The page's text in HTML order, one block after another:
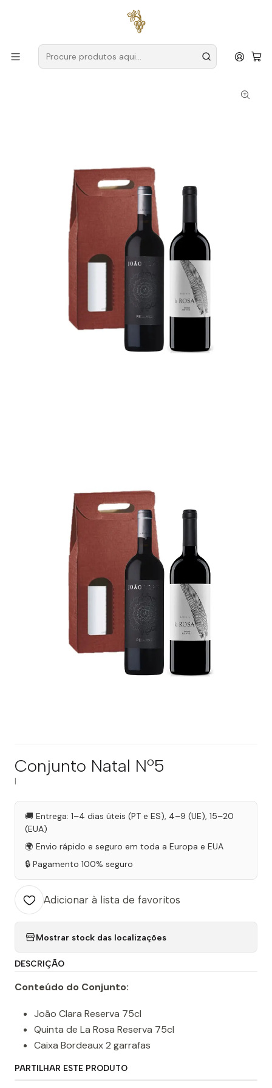
para encomendas a partir de
Cabazes Conjunto Natal Nº5
Conjunto Natal Nº5
🚚 Entrega: 1–4 dias úteis (PT e ES), 4–9 (UE), 15–20
(EUA)
🌍 Envio rápido e seguro em toda a Europa e EUA
🔒 Pagamento 100% seguro
Adicionar à lista de favoritos
Mostrar stock das localizações
DESCRIÇÃO
Conteúdo do Conjunto:
João Clara Reserva 75cl
Quinta de La Rosa Reserva 75cl
Caixa Bordeaux 2 garrafas
PARTILHAR ESTE PRODUTO